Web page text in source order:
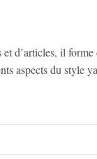
d’articles, il forme
aspects du style